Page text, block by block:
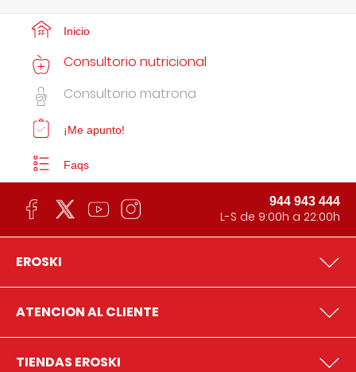
Inicio
Consultorio nutricional
Consultorio matrona
¡Me apunto!
Faqs
944 943 444
L-S de 9:00h a 22:00h
EROSKI
ATENCION AL CLIENTE
TIENDAS EROSKI